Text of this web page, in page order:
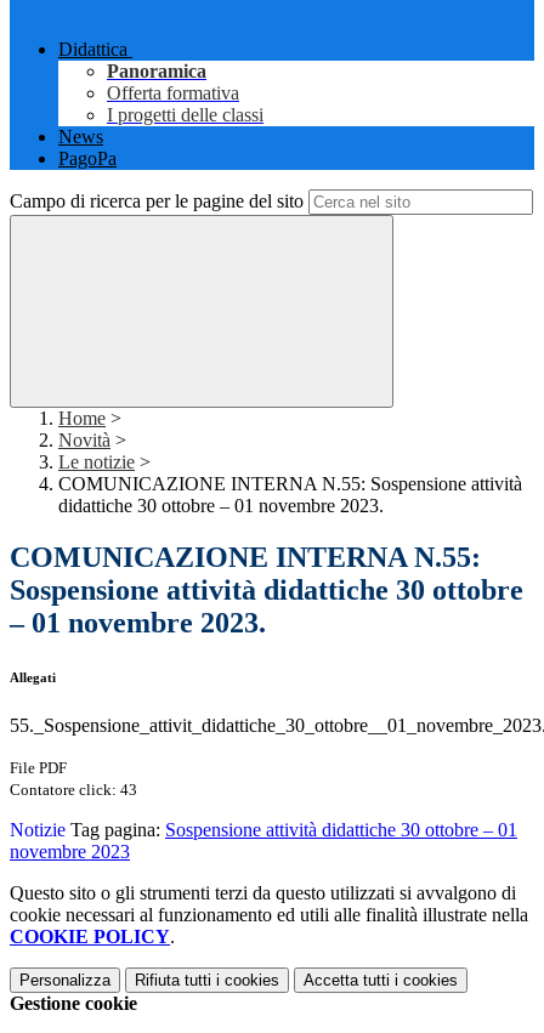
Didattica
Panoramica
Offerta formativa
I progetti delle classi
News
PagoPa
Campo di ricerca per le pagine del sito
Home >
Novità >
Le notizie >
COMUNICAZIONE INTERNA N.55: Sospensione attività
didattiche 30 ottobre – 01 novembre 2023.
COMUNICAZIONE INTERNA N.55:
Sospensione attività didattiche 30 ottobre
– 01 novembre 2023.
Allegati
File PDF
Contatore click: 43
Notizie Tag pagina: Sospensione attività didattiche 30 ottobre – 01
novembre 2023
Questo sito o gli strumenti terzi da questo utilizzati si avvalgono di
cookie necessari al funzionamento ed utili alle finalità illustrate nella
COOKIE POLICY.
Personalizza Rifiuta tutti i cookies Accetta tutti i cookies
Gestione cookie